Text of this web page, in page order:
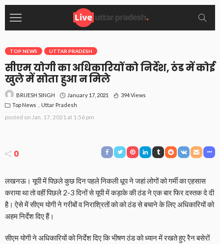
TOP NEWS UTTAR PRADESH
सीएम योगी का अधिकारियों को निर्देश, ठंड में कोई
खुले में सोता हुआ न मिले
BRIJESH SINGH January 17, 2021
394 Views
Top News
Uttar Pradesh
posted on Jan. 17, 2021 at 1:56 pm
0
लखनऊ। यूपी में पिछले कुछ दिन पहले निकली धूप ने जहां लोगों को गर्मी का एहसास
कराया था तो वहीं पिछले 2-3 दिनों से यूपी में कड़ाके की ठंड ने एक बार फिर दस्तक दे दी
है। ऐसे में सीएम योगी ने गरीबों व निराश्रितों को को ठंड से बचाने के लिए अधिकारियों को
अहम निर्देश दिए हैं।
सीएम योगी ने अधिकारियों को निर्देश दिए कि भीषण ठंड को ध्यान में रखते हुए रैन बसेरों